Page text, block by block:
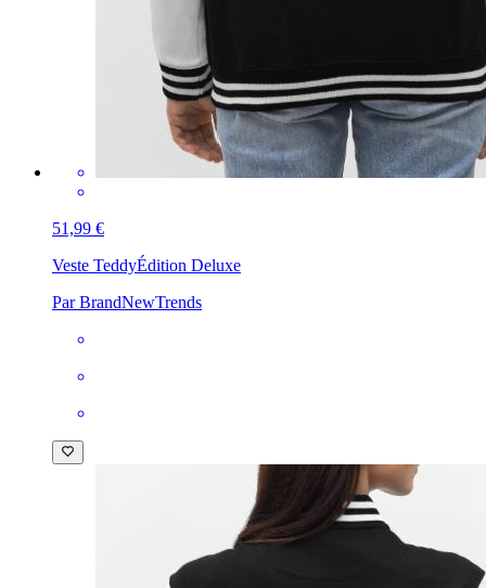
51,99 €
Veste TeddyÉdition Deluxe
Par BrandNewTrends